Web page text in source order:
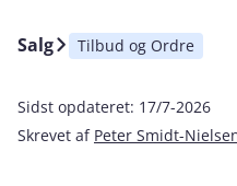
Salg Tilbud og Ordre
Sidst opdateret: 17/7-2026
Skrevet af Peter Smidt-